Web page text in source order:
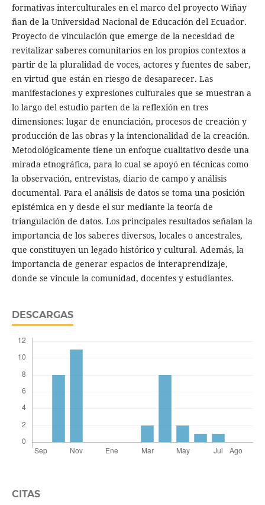
formativas interculturales en el marco del proyecto Wiñay
ñan de la Universidad Nacional de Educación del Ecuador.
Proyecto de vinculación que emerge de la necesidad de
revitalizar saberes comunitarios en los propios contextos a
partir de la pluralidad de voces, actores y fuentes de saber,
en virtud que están en riesgo de desaparecer. Las
manifestaciones y expresiones culturales que se muestran a
lo largo del estudio parten de la reflexión en tres
dimensiones: lugar de enunciación, procesos de creación y
producción de las obras y la intencionalidad de la creación.
Metodológicamente tiene un enfoque cualitativo desde una
mirada etnográfica, para lo cual se apoyó en técnicas como
la observación, entrevistas, diario de campo y análisis
documental. Para el análisis de datos se toma una posición
epistémica en y desde el sur mediante la teoría de
triangulación de datos. Los principales resultados señalan la
importancia de los saberes diversos, locales o ancestrales,
que constituyen un legado histórico y cultural. Además, la
importancia de generar espacios de interaprendizaje,
donde se vincule la comunidad, docentes y estudiantes.
DESCARGAS
CITAS